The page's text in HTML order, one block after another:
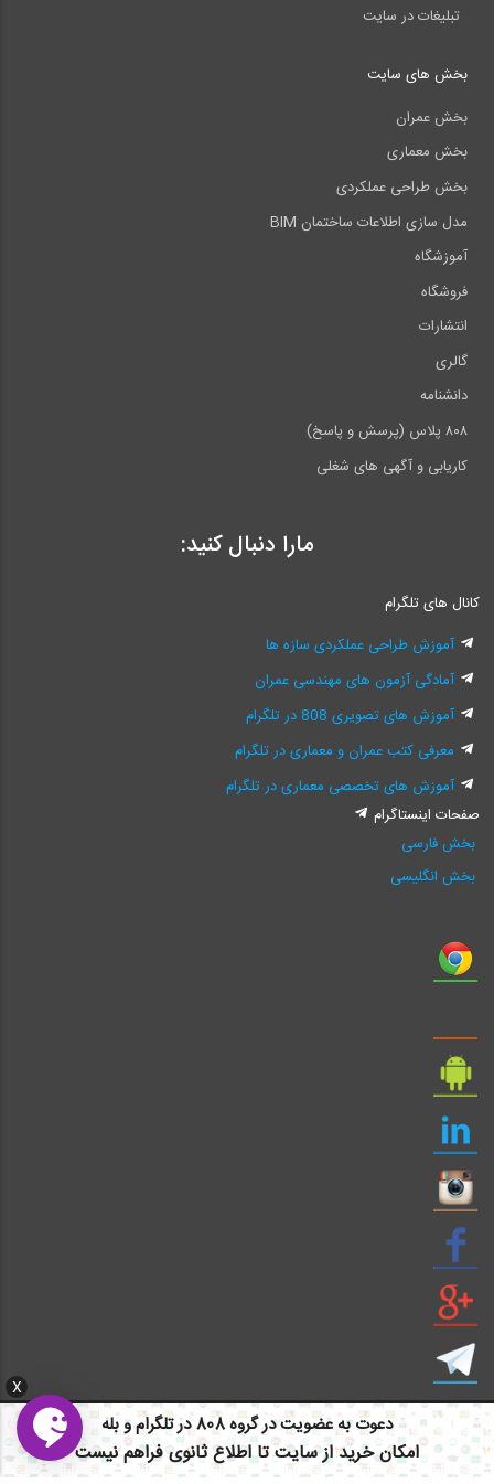
X
دعوت به عضویت در گروه 808 در تلگرام و بله
امکان خرید از سایت تا اطلاع ثانوی فراهم نیست
تبلیغات در سایت
بخش های سایت
بخش عمران
بخش معماری
بخش طراحی عملکردی
مدل سازی اطلاعات ساختمان BIM
آموزشگاه
فروشگاه
انتشارات
گالری
دانشنامه
۸۰۸ پلاس (پرسش و پاسخ)
کاریابی و آگهی های شغلی
مارا دنبال کنید:
کانال های تلگرام
آموزش طراحی عملکردی سازه ها
آمادگی آزمون های مهندسی عمران
آموزش های تصویری 808 در تلگرام
معرفی کتب عمران و معماری در تلگرام
آموزش های تخصصی معماری در تلگرام
صفحات اینستاگرام
بخش فارسی
بخش انگلیسی
ایمیل: info civil808.com | ایمیل: saze808 gmail.com